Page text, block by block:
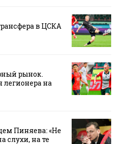
в ЦСКА
рынок.
на
Пиняева: «Не
слухи, на те